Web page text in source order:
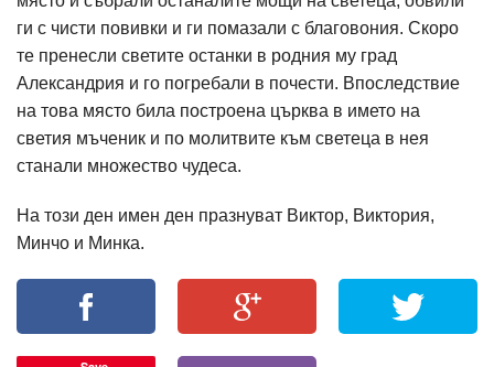
ги с чисти повивки и ги помазали с благовония. Скоро
те пренесли светите останки в родния му град
Александрия и го погребали в почести. Впоследствие
на това място била построена църква в името на
светия мъченик и по молитвите към светеца в нея
станали множество чудеса.
На този ден имен ден празнуват Виктор, Виктория,
Минчо и Минка.